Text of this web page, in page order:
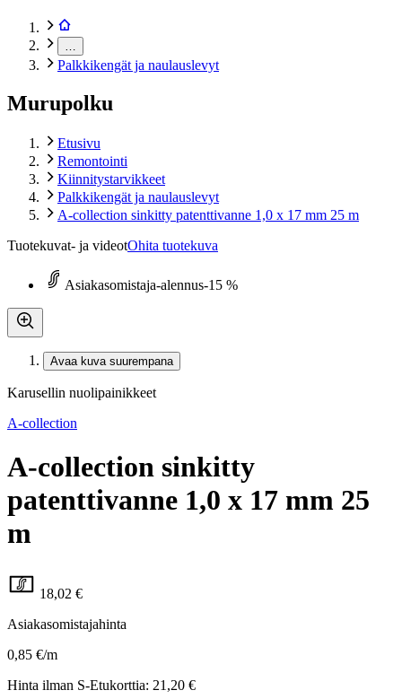
Palkkikengät ja naulauslevyt
Murupolku
Etusivu
Remontointi
Kiinnitystarvikkeet
Palkkikengät ja naulauslevyt
A-collection sinkitty patenttivanne 1,0 x 17 mm 25 m
Tuotekuvat- ja videotOhita tuotekuva
Asiakasomistaja-alennus-15 %
Avaa kuva suurempana
Karusellin nuolipainikkeet
A-collection
A-collection sinkitty
patenttivanne 1,0 x 17 mm 25
m
18,02 €
Asiakasomistajahinta
0,85 €/m
Hinta ilman S-Etukorttia: 21,20 €